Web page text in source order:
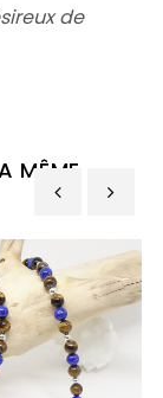
de
MÊME